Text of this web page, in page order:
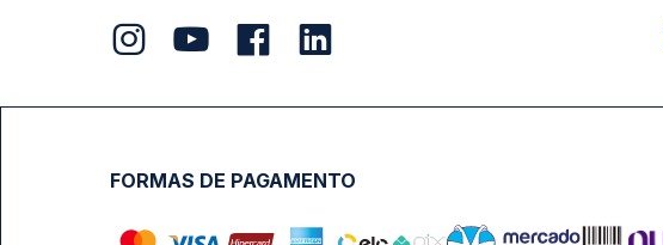
FORMAS DE PAGAMENTO